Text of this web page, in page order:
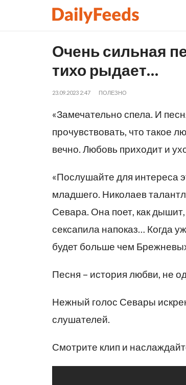
Очень сильная
тихо рыдает…
23.09.2023 2:47 ПОЛЕЗНО
«Замечательно спела. И
прочувствовать, что такое
вечно. Любовь приходит и
«Послушайте для интереса
младшего. Николаев
Севара. Она поет, как
сексапила напоказ… Когда
будет больше чем
Песня – история любви, не
Нежный голос Севары
слушателей.
Смотрите клип и